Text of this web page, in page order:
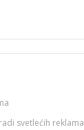
svetlećih reklama